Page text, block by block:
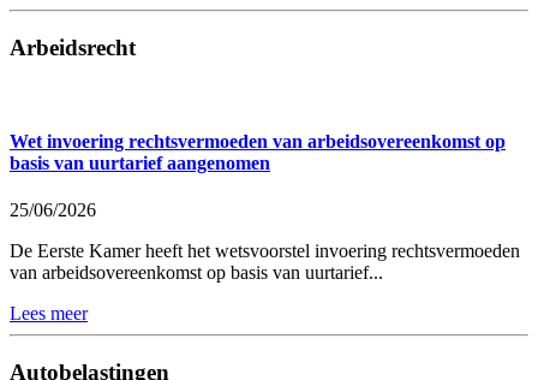
Arbeidsrecht
Wet invoering rechtsvermoeden van arbeidsovereenkomst op
basis van uurtarief aangenomen
25/06/2026
De Eerste Kamer heeft het wetsvoorstel invoering rechtsvermoeden
van arbeidsovereenkomst op basis van uurtarief...
Lees meer
Autobelastingen